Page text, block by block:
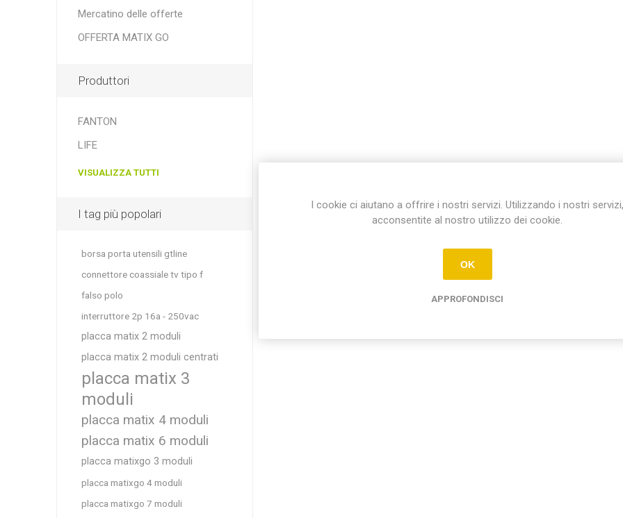
Mercatino delle offerte
OFFERTA MATIX GO
Produttori
FANTON
LIFE
VISUALIZZA TUTTI
I tag più popolari
borsa porta utensili gtline
connettore coassiale tv tipo f
falso polo
interruttore 2p 16a - 250vac
placca matix 2 moduli
placca matix 2 moduli centrati
placca matix 3
moduli
placca matix 4 moduli
placca matix 6 moduli
placca matixgo 3 moduli
placca matixgo 4 moduli
placca matixgo 7 moduli
I cookie ci aiutano a offrire i nostri servizi. Utilizzando i nostri servizi,
acconsentite al nostro utilizzo dei cookie.
OK
APPROFONDISCI